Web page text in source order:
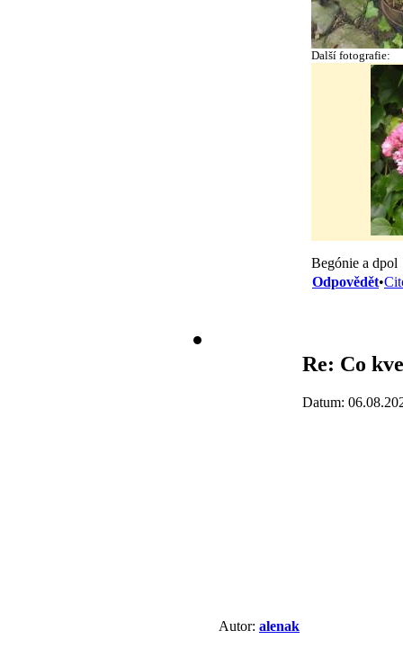
Další fotografie:
Begónie a dpol
Odpovědět•
Autor: alenak
Re: Co
Datum: